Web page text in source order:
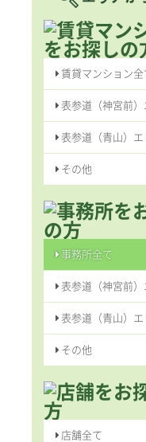
賃貸マンション全
表参道（神宮前）
表参道（青山）エ
その他
事務所全て
表参道（神宮前）
表参道（青山）エ
その他
店舗全て